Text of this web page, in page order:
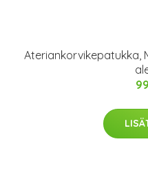
Ateriankorvikepatukka,